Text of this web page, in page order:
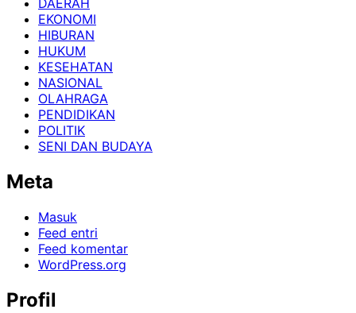
DAERAH
EKONOMI
HIBURAN
HUKUM
KESEHATAN
NASIONAL
OLAHRAGA
PENDIDIKAN
POLITIK
SENI DAN BUDAYA
Meta
Masuk
Feed entri
Feed komentar
WordPress.org
Profil